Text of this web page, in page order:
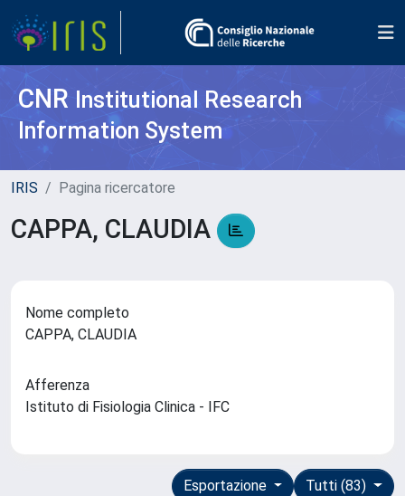
CNR Institutional Research
Information System
IRIS Pagina ricercatore
CAPPA, CLAUDIA
Nome completo
CAPPA, CLAUDIA
Afferenza
Istituto di Fisiologia Clinica - IFC
Tutti (83)
Esportazione